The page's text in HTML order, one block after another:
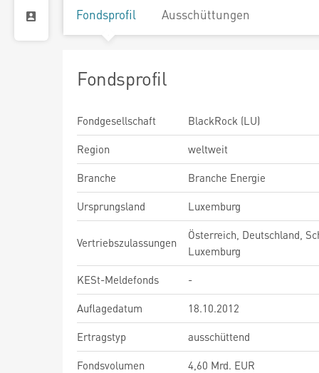
Fondsprofil Ausschüttungen
Fondsprofil
Fondgesellschaft
BlackRock (LU)
Region
weltweit
Branche
Branche Energie
Ursprungsland
Luxemburg
Vertriebszulassungen
Österreich, Deutschland,
Luxemburg
KESt-Meldefonds
-
Auflagedatum
18.10.2012
Ertragstyp
ausschüttend
Fondsvolumen
4,60 Mrd. EUR